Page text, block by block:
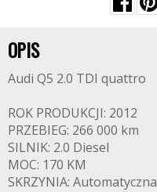
OPIS
Audi Q5 2.0 TDI quattro
ROK PRODUKCJI: 2012
PRZEBIEG: 266 000 km
SILNIK: 2.0 Diesel
MOC: 170 KM
SKRZYNIA: Automatyczna